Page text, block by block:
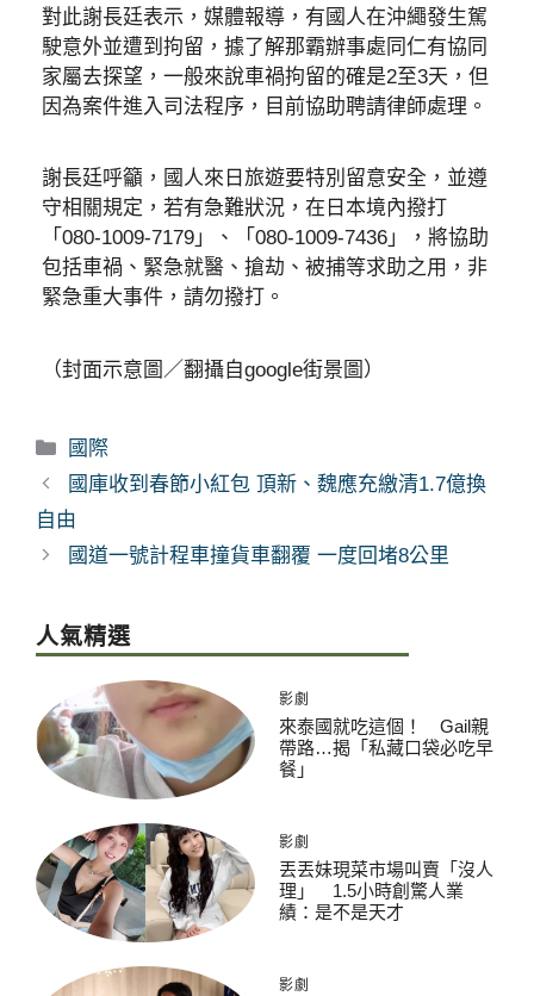
對此謝長廷表示，媒體報導，有國人在沖繩發生駕
駛意外並遭到拘留，據了解那霸辦事處同仁有協同
家屬去探望，一般來說車禍拘留的確是2至3天，但
因為案件進入司法程序，目前協助聘請律師處理。
謝長廷呼籲，國人來日旅遊要特別留意安全，並遵
守相關規定，若有急難狀況，在日本境內撥打
「080-1009-7179」、「080-1009-7436」，將協助
包括車禍、緊急就醫、搶劫、被捕等求助之用，非
緊急重大事件，請勿撥打。
（封面示意圖／翻攝自google街景圖）
分
類
國際
國庫收到春節小紅包 頂新、魏應充繳清1.7億換
自由
國道一號計程車撞貨車翻覆 一度回堵8公里
人氣精選
影劇
來泰國就吃這個！ Gail親
帶路…揭「私藏口袋必吃早
餐」
影劇
丟丟妹現菜市場叫賣「沒人
理」 1.5小時創驚人業
績：是不是天才
影劇